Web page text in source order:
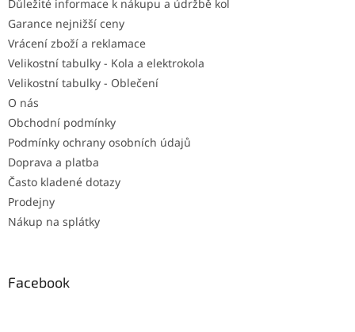
Důležité informace k nákupu a údržbě kol
Garance nejnižší ceny
Vrácení zboží a reklamace
Velikostní tabulky - Kola a elektrokola
Velikostní tabulky - Oblečení
O nás
Obchodní podmínky
Podmínky ochrany osobních údajů
Doprava a platba
Často kladené dotazy
Prodejny
Nákup na splátky
Facebook